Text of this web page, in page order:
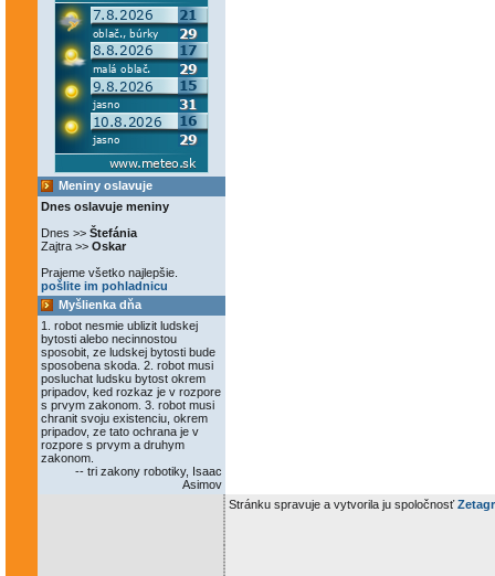
Meniny oslavuje
Dnes oslavuje meniny
Dnes >> Štefánia
Zajtra >> Oskar
Prajeme všetko najlepšie.
pošlite im pohladnicu
Myšlienka dňa
1. robot nesmie ublizit ludskej
bytosti alebo necinnostou
sposobit, ze ludskej bytosti bude
sposobena skoda. 2. robot musi
posluchat ludsku bytost okrem
pripadov, ked rozkaz je v rozpore
s prvym zakonom. 3. robot musi
chranit svoju existenciu, okrem
pripadov, ze tato ochrana je v
rozpore s prvym a druhym
zakonom.
-- tri zakony robotiky, Isaac
Asimov
Stránku spravuje a vytvorila ju spoločnosť